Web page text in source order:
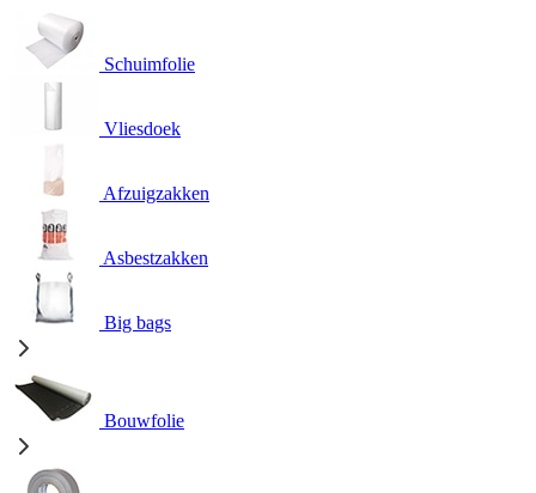
Schuimfolie
Vliesdoek
Afzuigzakken
Asbestzakken
Big bags
Bouwfolie